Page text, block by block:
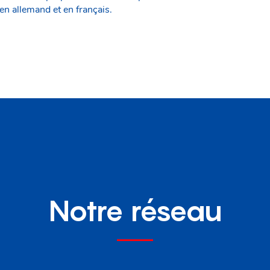
allemand et en français.
Notre réseau